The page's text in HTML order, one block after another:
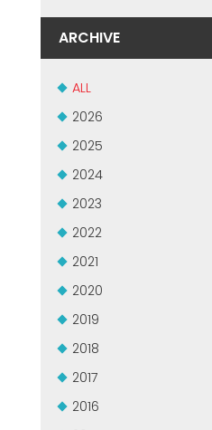
СЕРТИФИЦИРОВАННАЯ
СТАНКИ MEP.
EFFECTIVE
ARCHIVE
ALL
2026
2025
2024
2023
2022
2021
2020
2019
2018
2017
2016